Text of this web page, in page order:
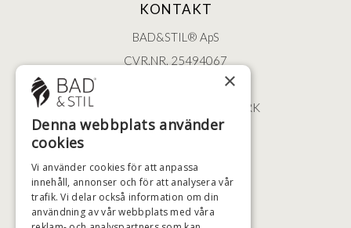
KONTAKT
BAD&STIL® ApS
CVR.NR. 25494067
ØSTERBROGADE 202
2100 KØBENHAVN • DANMARK
+46 (0)79 008 12 60
HÖGSTA KREDITVÄRDIGHET
×
Denna webbplats använder
cookies
Vi använder cookies för att anpassa
innehåll, annonser och för att analysera vår
trafik. Vi delar också information om din
användning av vår webbplats med våra